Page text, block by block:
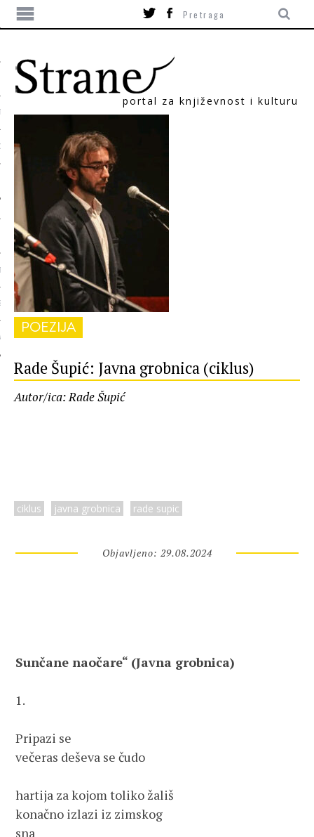
portal za književnost i kulturu
POEZIJA
Rade Šupić: Javna grobnica (ciklus)
Autor/ica: Rade Šupić
ciklus javna grobnica rade supic
Objavljeno: 29.08.2024
Sunčane naočare“ (Javna grobnica)
1.
Pripazi se
večeras deševa se čudo
hartija za kojom toliko žališ
konačno izlazi iz zimskog
sna